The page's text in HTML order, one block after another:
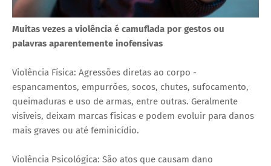
Muitas vezes a violência é camuflada por gestos ou
palavras aparentemente inofensivas
Violência Física: Agressões diretas ao corpo -
espancamentos, empurrões, socos, chutes, sufocamento,
queimaduras e uso de armas, entre outras. Geralmente
visíveis, deixam marcas físicas e podem evoluir para danos
mais graves ou até feminicídio.
Violência Psicológica: São atos que causam dano